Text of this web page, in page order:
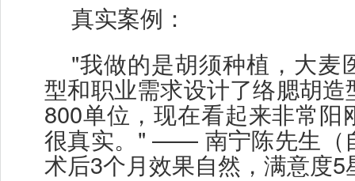
真实案例：
"我做的是胡须种植，大麦
型和职业需求设计了络腮胡
800单位，现在看起来非常阳
很真实。" —— 南宁陈先生（
术后3个月效果自然，满意度5